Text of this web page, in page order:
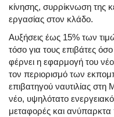
κίνησης, συρρίκνωση της
εργασίας στον κλάδο.
Αυξήσεις έως 15% των
τόσο για τους επιβάτες
φέρνει η εφαρμογή του
τον περιορισμό των
επιβατηγού ναυτιλίας στη
νέο, υψηλότατο
μεταφορές και ανύπαρκτα